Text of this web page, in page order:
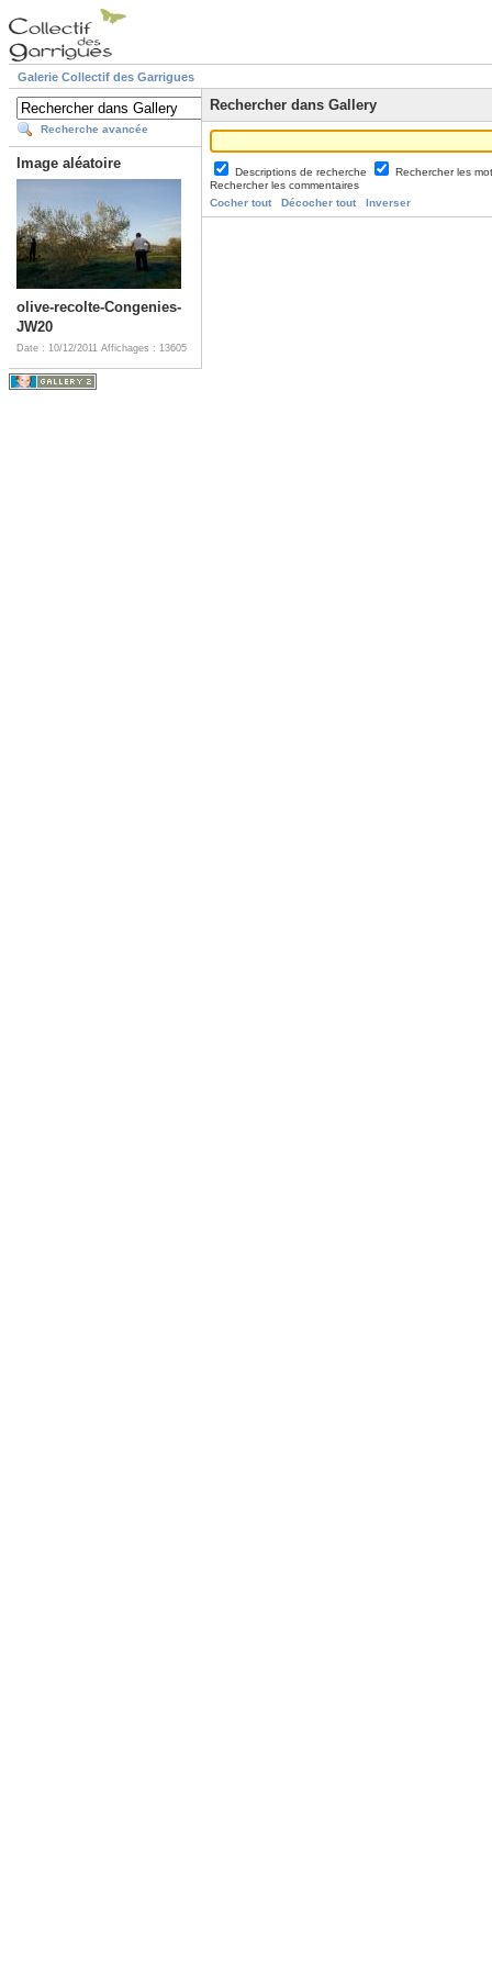
Galerie Collectif des Garrigues
Recherche avancée
Image aléatoire
olive-recolte-Congenies-
JW20
Date : 10/12/2011 Affichages : 13605
Rechercher dans Gallery
Descriptions de recherche
Rechercher les
Rechercher les commentaires
Cocher tout
Décocher tout Inverser